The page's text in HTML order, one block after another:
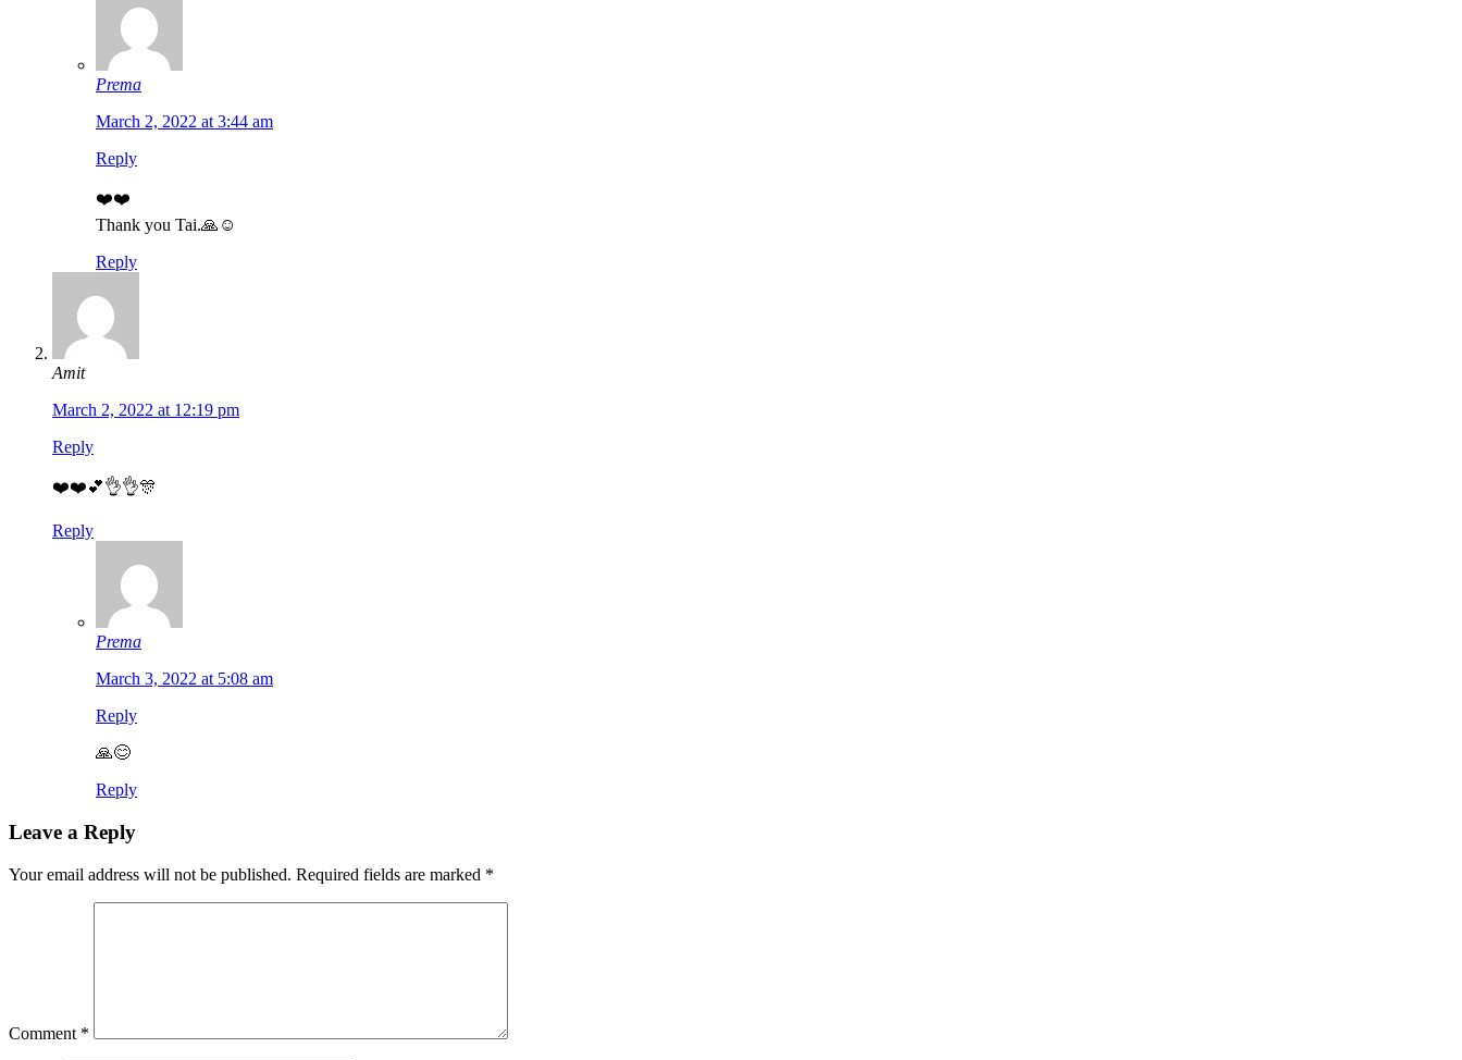
Prema
March 2, 2022 at 3:44 am
Reply
❤️❤️
Thank you Tai.🙏☺️
Reply
Amit
March 2, 2022 at 12:19 pm
Reply
❤️❤️💕👌👌🎊
Reply
Prema
March 3, 2022 at 5:08 am
Reply
🙏😊
Reply
Leave a Reply
Your email address will not be published. Required fields are marked *
Comment *